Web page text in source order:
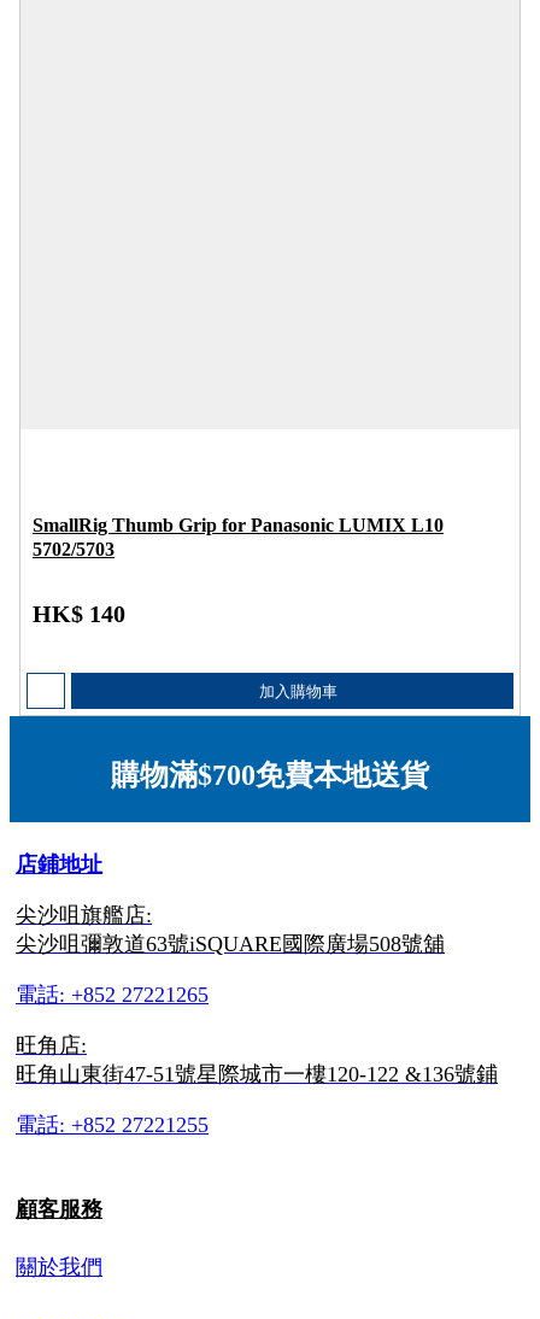
SmallRig Thumb Grip for Panasonic LUMIX L10
5702/5703
HK$ 140
加入購物車
購物滿$700免費本地送貨
店鋪地址
尖沙咀旗艦店:
尖沙咀彌敦道63號iSQUARE國際廣場508號舖
電話: +852 27221265
旺角店:
旺角山東街47-51號星際城市一樓120-122 &136號鋪
電話: +852 27221255
顧客服務
關於我們